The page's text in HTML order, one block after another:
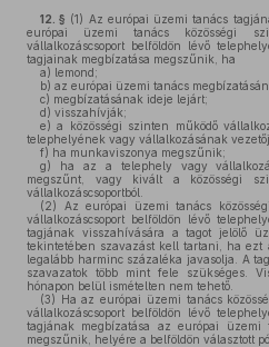
12. § (1) Az európai üzemi tanács
európai üzemi tanács közösségi
vállalkozáscsoport belföldön lévő
tagjainak megbízatása megszűnik, ha
a) lemond;
b) az európai üzemi tanács
c) megbízatásának ideje lejárt;
d) visszahívják;
e) a közösségi szinten működő
telephelyének vagy vállalkozásának
f) ha munkaviszonya megszűnik;
g) ha az a telephely vagy
megszűnt, vagy kivált a közösségi
vállalkozáscsoportból.
(2) Az európai üzemi tanács
vállalkozáscsoport belföldön lévő
tagjának visszahívására a tagot jelölő
tekintetében szavazást kell tartani, ha ezt
legalább harminc százaléka javasolja. A
szavazatok több mint fele szükséges.
hónapon belül ismételten nem tehető.
(3) Ha az európai üzemi tanács
vállalkozáscsoport belföldön lévő
tagjának megbízatása az európai üzemi
megszűnik, helyére a belföldön választott